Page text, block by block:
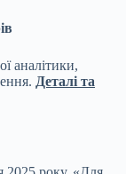
аналітики,
Деталі та